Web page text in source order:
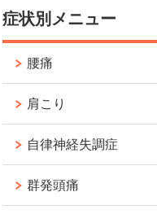
症状別メニュー
腰痛
肩こり
自律神経失調症
群発頭痛